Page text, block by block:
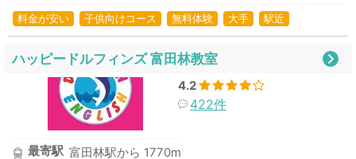
料金が安い 子供向けコース 無料体験 大手 駅近
ハッピードルフィンズ 富田林教室
4.2
422件
最寄駅 富田林駅から 1770m